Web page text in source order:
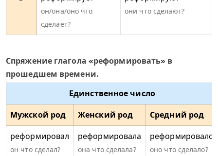
он/она/оно что
сделает?
они что сделают?
Спряжение глагола «реформировать» в
прошедшем времени.
Единственное число
Мужской род
Женский род
Средний род
реформировал
он что сделал?
реформировала
она что сделала?
реформировало
оно что сделало?